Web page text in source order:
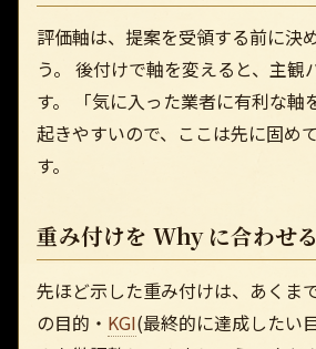
評価軸は、提案を受領する前に決
う。 後付けで軸を変えると、主観
す。 「気に入った業者に有利な軸
起きやすいので、ここは先に固め
す。
重み付けを Why に合わせる
先ほど示した重み付けは、あくま
の目的・ KGI(最終的に達成したい